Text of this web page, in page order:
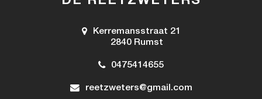
Kerremansstraat 21
2840 Rumst
0475414655
reetzweters@gmail.com